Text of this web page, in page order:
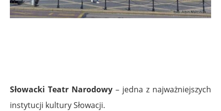
Słowacki Teatr Narodowy – jedna z najważniejszych
instytucji kultury Słowacji.